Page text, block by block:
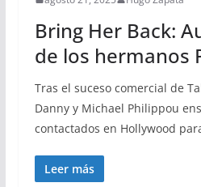
Bring Her Back:
de los hermanos
Tras el suceso comercial de
Danny y Michael Philippou
contactados en Hollywood
Leer más